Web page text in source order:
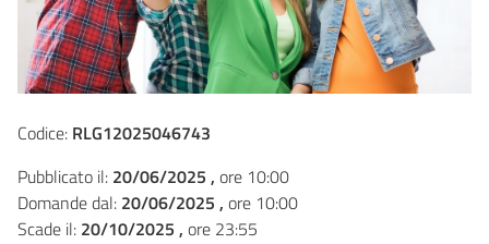
Codice: RLG12025046743
Pubblicato il: 20/06/2025 , ore 10:00
Domande dal: 20/06/2025 , ore 10:00
Scade il: 20/10/2025 , ore 23:55